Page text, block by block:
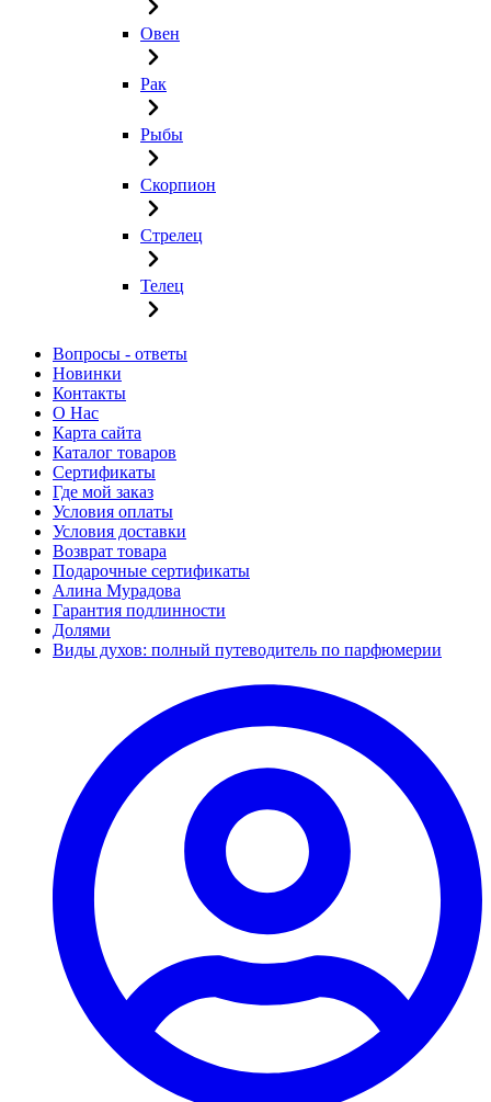
Овен
Рак
Рыбы
Скорпион
Стрелец
Телец
Вопросы - ответы
Новинки
Контакты
О Нас
Карта сайта
Каталог товаров
Сертификаты
Где мой заказ
Условия оплаты
Условия доставки
Возврат товара
Подарочные сертификаты
Алина Мурадова
Гарантия подлинности
Долями
Виды духов: полный путеводитель по парфюмерии